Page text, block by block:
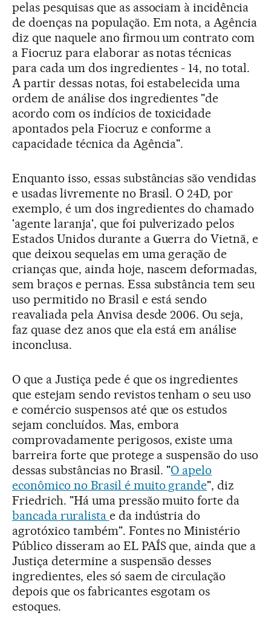
pelas pesquisas que as associam à incidência
de doenças na população. Em nota, a Agência
diz que naquele ano firmou um contrato com
a Fiocruz para elaborar as notas técnicas
para cada um dos ingredientes - 14, no total.
A partir dessas notas, foi estabelecida uma
ordem de análise dos ingredientes "de
acordo com os indícios de toxicidade
apontados pela Fiocruz e conforme a
capacidade técnica da Agência".
Enquanto isso, essas substâncias são vendidas
e usadas livremente no Brasil. O 24D, por
exemplo, é um dos ingredientes do chamado
'agente laranja', que foi pulverizado pelos
Estados Unidos durante a Guerra do Vietnã, e
que deixou sequelas em uma geração de
crianças que, ainda hoje, nascem deformadas,
sem braços e pernas. Essa substância tem seu
uso permitido no Brasil e está sendo
reavaliada pela Anvisa desde 2006. Ou seja,
faz quase dez anos que ela está em análise
inconclusa.
O que a Justiça pede é que os ingredientes
que estejam sendo revistos tenham o seu uso
e comércio suspensos até que os estudos
sejam concluídos. Mas, embora
comprovadamente perigosos, existe uma
barreira forte que protege a suspensão do uso
dessas substâncias no Brasil. "O apelo
econômico no Brasil é muito grande", diz
Friedrich. "Há uma pressão muito forte da
bancada ruralista e da indústria do
agrotóxico também". Fontes no Ministério
Público disseram ao EL PAÍS que, ainda que a
Justiça determine a suspensão desses
ingredientes, eles só saem de circulação
depois que os fabricantes esgotam os
estoques.